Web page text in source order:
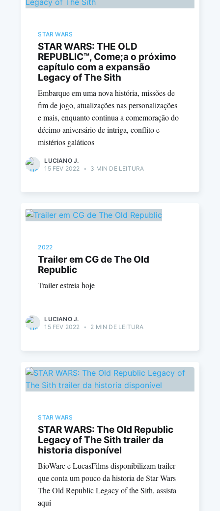
STAR WARS
STAR WARS: THE OLD
REPUBLIC™, Come;a o próximo
capítulo com a expansão
Legacy of The Sith
Embarque em uma nova história, missões de
fim de jogo, atualizações nas personalizações
e mais, enquanto continua a comemoração do
décimo aniversário de intriga, conflito e
mistérios galáticos
LUCIANO J.
15 FEV 2022 • 3 MIN DE LEITURA
2022
Trailer em CG de The Old
Republic
Trailer estreia hoje
LUCIANO J.
15 FEV 2022 • 2 MIN DE LEITURA
STAR WARS
STAR WARS: The Old Republic
Legacy of The Sith trailer da
historia disponível
BioWare e LucasFilms disponibilizam trailer
que conta um pouco da historia de Star Wars
The Old Republic Legacy of the Sith, assista
aqui